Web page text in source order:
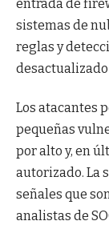
entrada de
sistemas de
reglas y
Los atacantes
pequeñas
por alto y, en
autorizado. La
señales que
analistas de